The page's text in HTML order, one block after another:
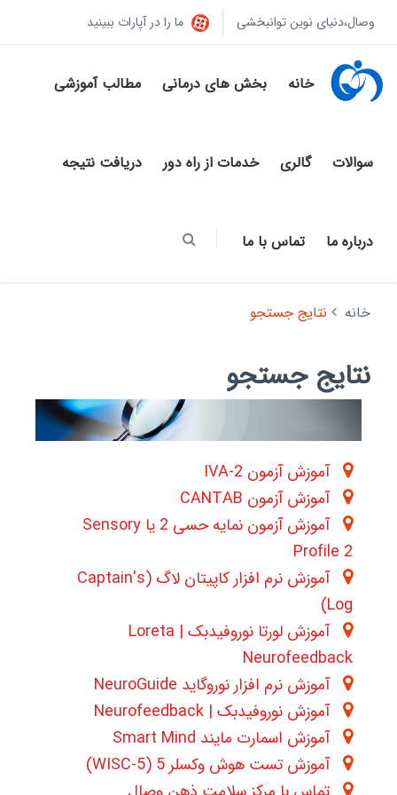
وصال،دنیای نوین توانبخشی ما را در آپارات ببینید
خانه بخش های درمانی مطالب آموزشی
سوالات گالری خدمات از راه دور دریافت نتیجه
درباره ما تماس با ما
خانه نتایج جستجو
نتایج جستجو
آموزش آزمون 2-IVA
آموزش آزمون CANTAB
آموزش آزمون نمایه حسی 2 یا Sensory
Profile 2
آموزش نرم افزار کاپیتان لاگ (Captain's
Log)
آموزش لورتا نوروفیدبک | Loreta
Neurofeedback
آموزش نرم افزار نوروگاید NeuroGuide
آموزش نوروفیدبک | Neurofeedback
آموزش اسمارت مایند Smart Mind
آموزش تست هوش وکسلر 5 (WISC-5)